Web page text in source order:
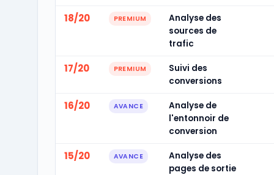
18/20 PREMIUM
Analyse des
sources de
trafic
17/20 PREMIUM
Suivi des
conversions
16/20 AVANCE
Analyse de
l'entonnoir de
conversion
15/20 AVANCE
Analyse des
pages de sortie